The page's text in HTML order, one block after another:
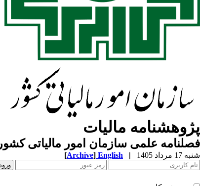
پژوهشنامه مالیات
فصلنامه علمی سازمان امور مالیاتی کشور
شنبه 17 مرداد 1405 |
English
[Archive]